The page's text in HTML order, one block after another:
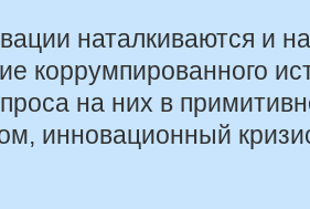
наталкиваются и
коррумпированного
на них в
инновационный